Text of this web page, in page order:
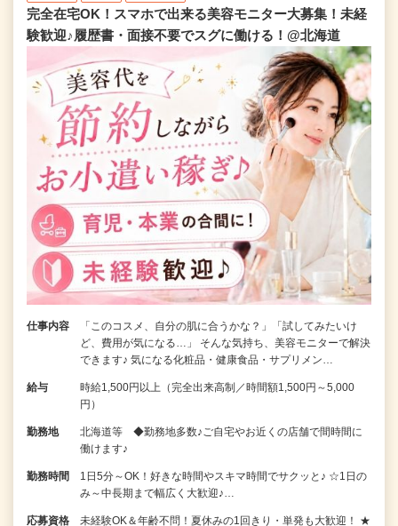
完全在宅OK！スマホで出来る美容モニター大募集！未経
験歓迎♪履歴書・面接不要でスグに働ける！@北海道
仕事内容
「このコスメ、自分の肌に合うかな？」「試してみたいけ
ど、費用が気になる…」 そんな気持ち、美容モニターで解決
できます♪ 気になる化粧品・健康食品・サプリメン…
給与
時給1,500円以上（完全出来高制／時間額1,500円～5,000
円）
勤務地
北海道等 ◆勤務地多数♪ご自宅やお近くの店舗で間時間に
働けます♪
勤務時間
1日5分～OK！好きな時間やスキマ時間でサクッと♪ ☆1日の
み～中長期まで幅広く大歓迎♪…
応募資格
未経験OK＆年齢不問！夏休みの1回きり・単発も大歓迎！ ★